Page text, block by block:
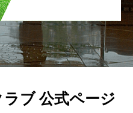
ブ 公式ページ